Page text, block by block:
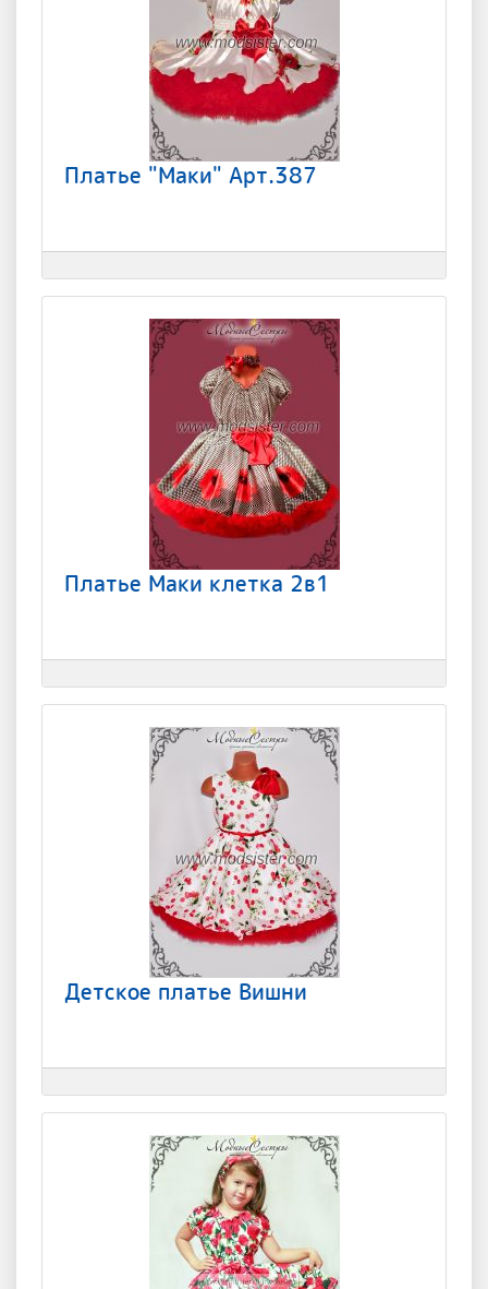
Платье "Маки" Арт.387
Платье Маки клетка 2в1
Детское платье Вишни